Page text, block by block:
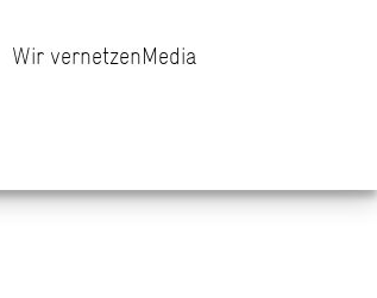
Wir vernetzenMedia